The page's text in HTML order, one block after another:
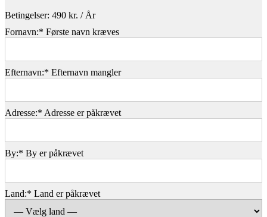
Betingelser: 490 kr. / År
Fornavn:* Første navn kræves
Efternavn:* Efternavn mangler
Adresse:* Adresse er påkrævet
By:* By er påkrævet
Land:* Land er påkrævet